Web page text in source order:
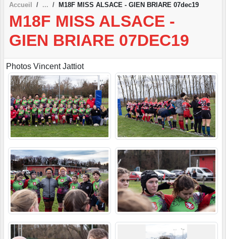
Accueil M18F MISS ALSACE - GIEN BRIARE 07dec19
M18F MISS ALSACE -
GIEN BRIARE 07DEC19
Photos Vincent Jattiot